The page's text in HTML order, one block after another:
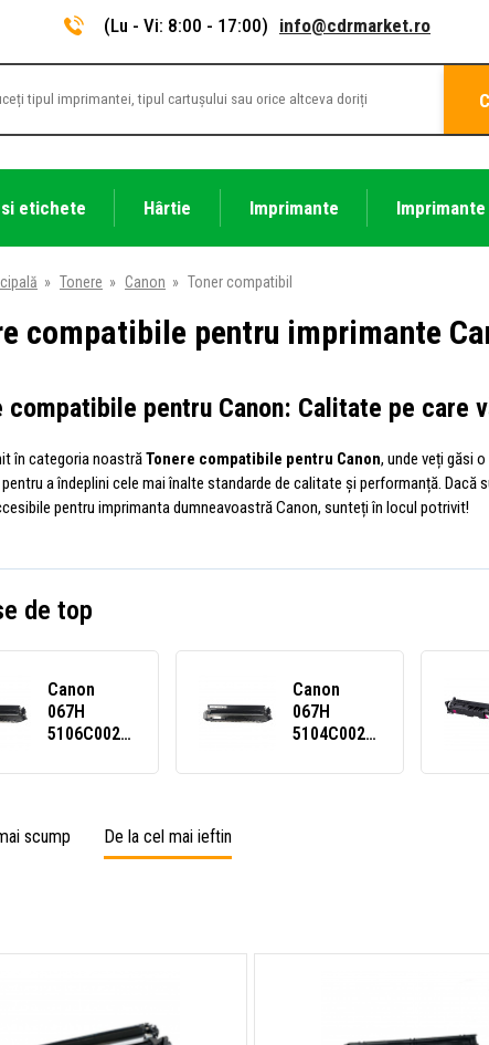
(Lu - Vi: 8:00 - 17:00) info@cdrmarket.ro
etichete Hârtie Imprimante
» Tonere » Canon » Toner compatibil
compatibile pentru imprimante
compatibile pentru Canon: Calitate pe care
în categoria noastrăTonere compatibile pentru Canon, unde veți găsi
a îndeplini cele mai înalte standarde de calitate și performanță. Dacă
pentru imprimanta dumneavoastră Canon, sunteți în locul potrivit!
de top
Canon
067H
5106C002
(black)
Canon
067H
5104C002
(magenta)
scump
De la cel mai ieftin